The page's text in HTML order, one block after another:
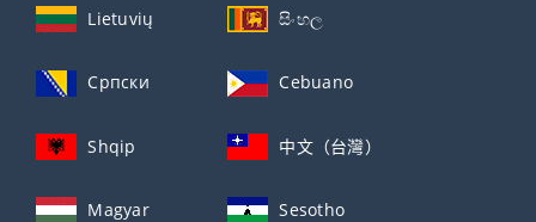
Lietuvių සිංහල
Српски Cebuano
Shqip 中文（台灣）
Magyar Sesotho